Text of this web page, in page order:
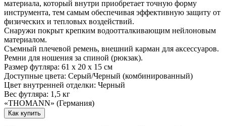
материала, который внутри приобретает точную форму
инструмента, тем самым обеспечивая эффективную защиту от
физических и тепловых воздействий.
Снаружи покрыт крепким водоотталкивающим нейлоновым
материалом.
Съемный плечевой ремень, внешний карман для аксессуаров.
Ремни для ношения за спиной (рюкзак).
Размер футляра: 61 х 20 х 15 см
Доступные цвета: Серый/Черный (комбинированный)
Цвет внутренней отделки: Черный
Вес футляра: 1,5 кг
«THOMANN» (Германия)
Как купить